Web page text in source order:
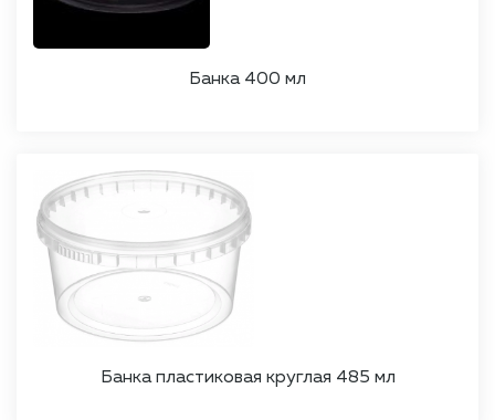
Банка 400 мл
Банка пластиковая круглая 485 мл